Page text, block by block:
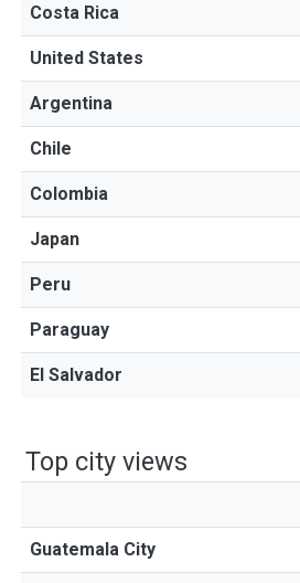
Costa Rica
United States
Argentina
Chile
Colombia
Japan
Peru
Paraguay
El Salvador
Top city views
Guatemala City